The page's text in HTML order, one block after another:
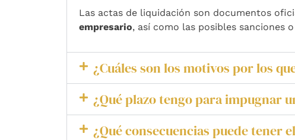
Las actas de liquidación son documentos
empresario, así como las posibles sanciones
¿Cuáles son los motivos por los
¿Qué plazo tengo para impugnar
¿Qué consecuencias puede tener